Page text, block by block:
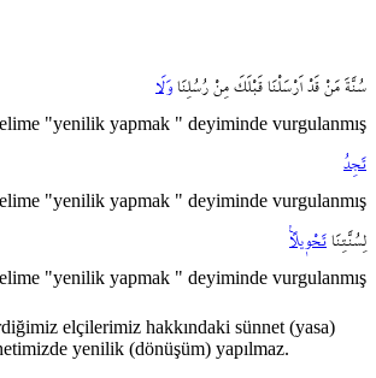
سُنَّةَ مَنْ قَدْ اَرْسَلْنَا قَبْلَكَ مِنْ رُسُلِنَا وَلَا
"yenilik yapmak " deyiminde vurgulanmış
تَجِدُ
"yenilik yapmak " deyiminde vurgulanmış
لِسُنَّتِنَا تَحْو۪يلاً۟
"yenilik yapmak " deyiminde vurgulanmış
elçilerimiz hakkındaki sünnet (yasa)
yenilik (dönüşüm) yapılmaz.